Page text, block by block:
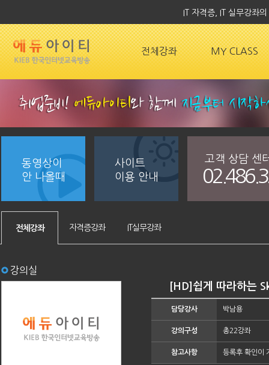
IT 자격증, IT 실무강좌
전체강좌 MY CLASS
동영상이
안 나올때
사이트
이용 안내
고객 상담 센
전체강좌 자격증강좌 IT실무강좌
강의실
[HD]쉽게 따라하는
담당강사 박남용
강의구성 총22강좌
참고사항 등록후 확인이